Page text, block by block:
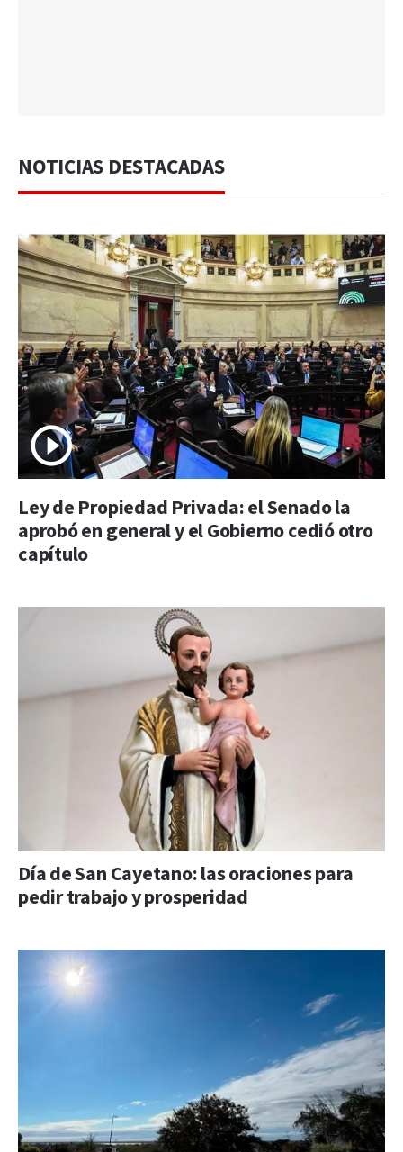
NOTICIAS DESTACADAS
Ley de Propiedad Privada: el Senado la
aprobó en general y el Gobierno cedió otro
capítulo
Día de San Cayetano: las oraciones para
pedir trabajo y prosperidad